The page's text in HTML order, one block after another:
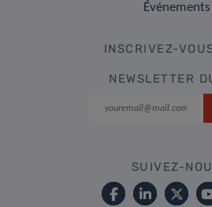
Événements
INSCRIVEZ-
NEWSLETTER
SUIVEZ-